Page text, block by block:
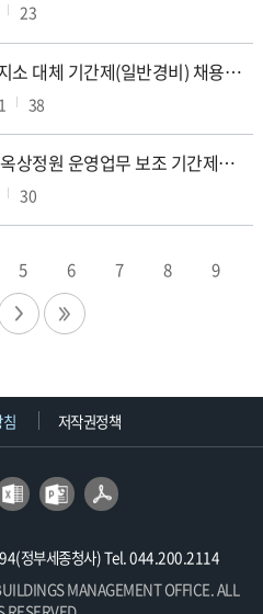
23
2025년 서울청사관리소 고양지소 대체 기간제(일반경비) 채용 공고
38
2025년 하반기 정부세종청사 옥상정원 운영업무 보조 기간제근로자(휴일) 채용 재공고
30
5 6 7 8
9
저작권정책
정부세종청사) Tel. 044.200.2114
MANAGEMENT OFFICE. ALL